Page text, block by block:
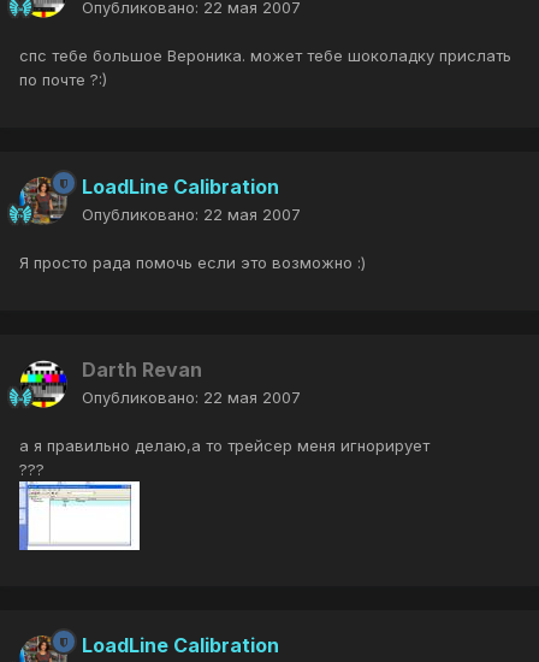
Опубликовано: 22 мая 2007
спс тебе большое Вероника. может тебе шоколадку прислать
по почте ?:)
LoadLine Calibration
Опубликовано: 22 мая 2007
Я просто рада помочь если это возможно :)
Darth Revan
Опубликовано: 22 мая 2007
а я правильно делаю,а то трейсер меня игнорирует
???
LoadLine Calibration